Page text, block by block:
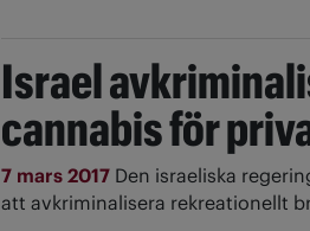
Israel
cannabis för
7 mars 2017 Den israeliska
att avkriminalisera rekreationellt